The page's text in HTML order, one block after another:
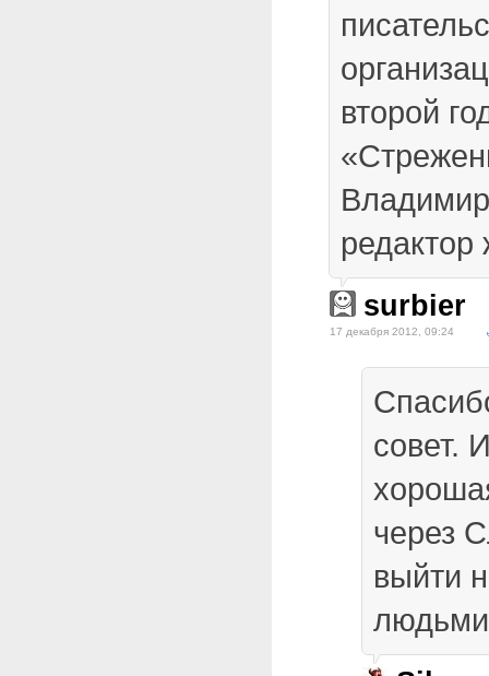
второй
surbier
17 декабря 2012, 09:24
совет.
через
выйти